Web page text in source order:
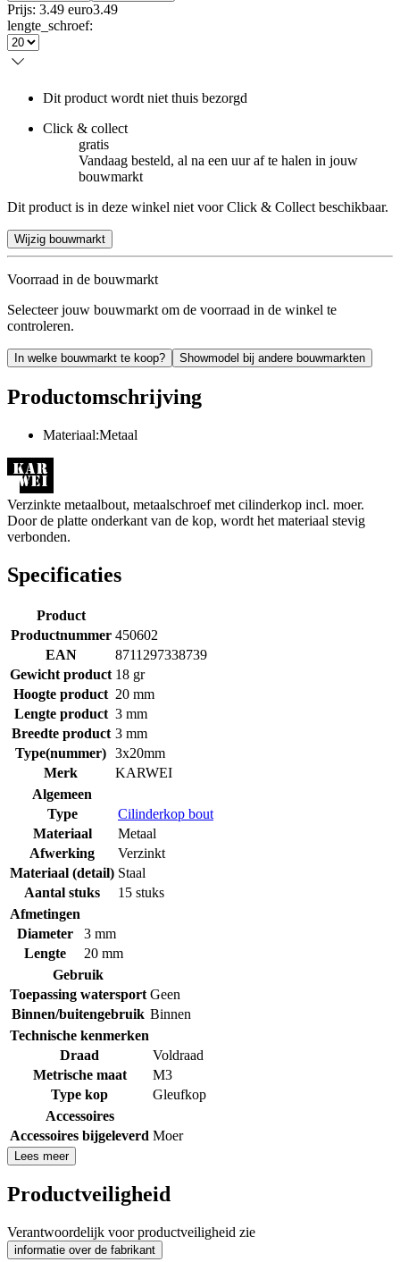
Prijs: 3.49 euro3.49
lengte_schroef:
Dit product wordt niet thuis bezorgd
Click & collect
gratis
Vandaag besteld, al na een uur af te halen in jouw
bouwmarkt
Dit product is in deze winkel niet voor Click & Collect beschikbaar.
Wijzig bouwmarkt
Voorraad in de bouwmarkt
Selecteer jouw bouwmarkt om de voorraad in de winkel te
controleren.
In welke bouwmarkt te koop? Showmodel bij andere bouwmarkten
Productomschrijving
Materiaal:Metaal
Verzinkte metaalbout, metaalschroef met cilinderkop incl. moer.
Door de platte onderkant van de kop, wordt het materiaal stevig
verbonden.
Specificaties
Product
Productnummer 450602
EAN
8711297338739
Gewicht product 18 gr
Hoogte product 20 mm
Lengte product 3 mm
Breedte product 3 mm
Type(nummer) 3x20mm
Merk
KARWEI
Algemeen
Type
Cilinderkop bout
Materiaal
Metaal
Afwerking
Verzinkt
Materiaal (detail) Staal
Aantal stuks
15 stuks
Afmetingen
Diameter
3 mm
Lengte
20 mm
Gebruik
Toepassing watersport Geen
Binnen/buitengebruik Binnen
Technische kenmerken
Draad
Voldraad
Metrische maat
M3
Type kop
Gleufkop
Accessoires
Accessoires bijgeleverd Moer
Lees meer
Productveiligheid
Verantwoordelijk voor productveiligheid zie
informatie over de fabrikant